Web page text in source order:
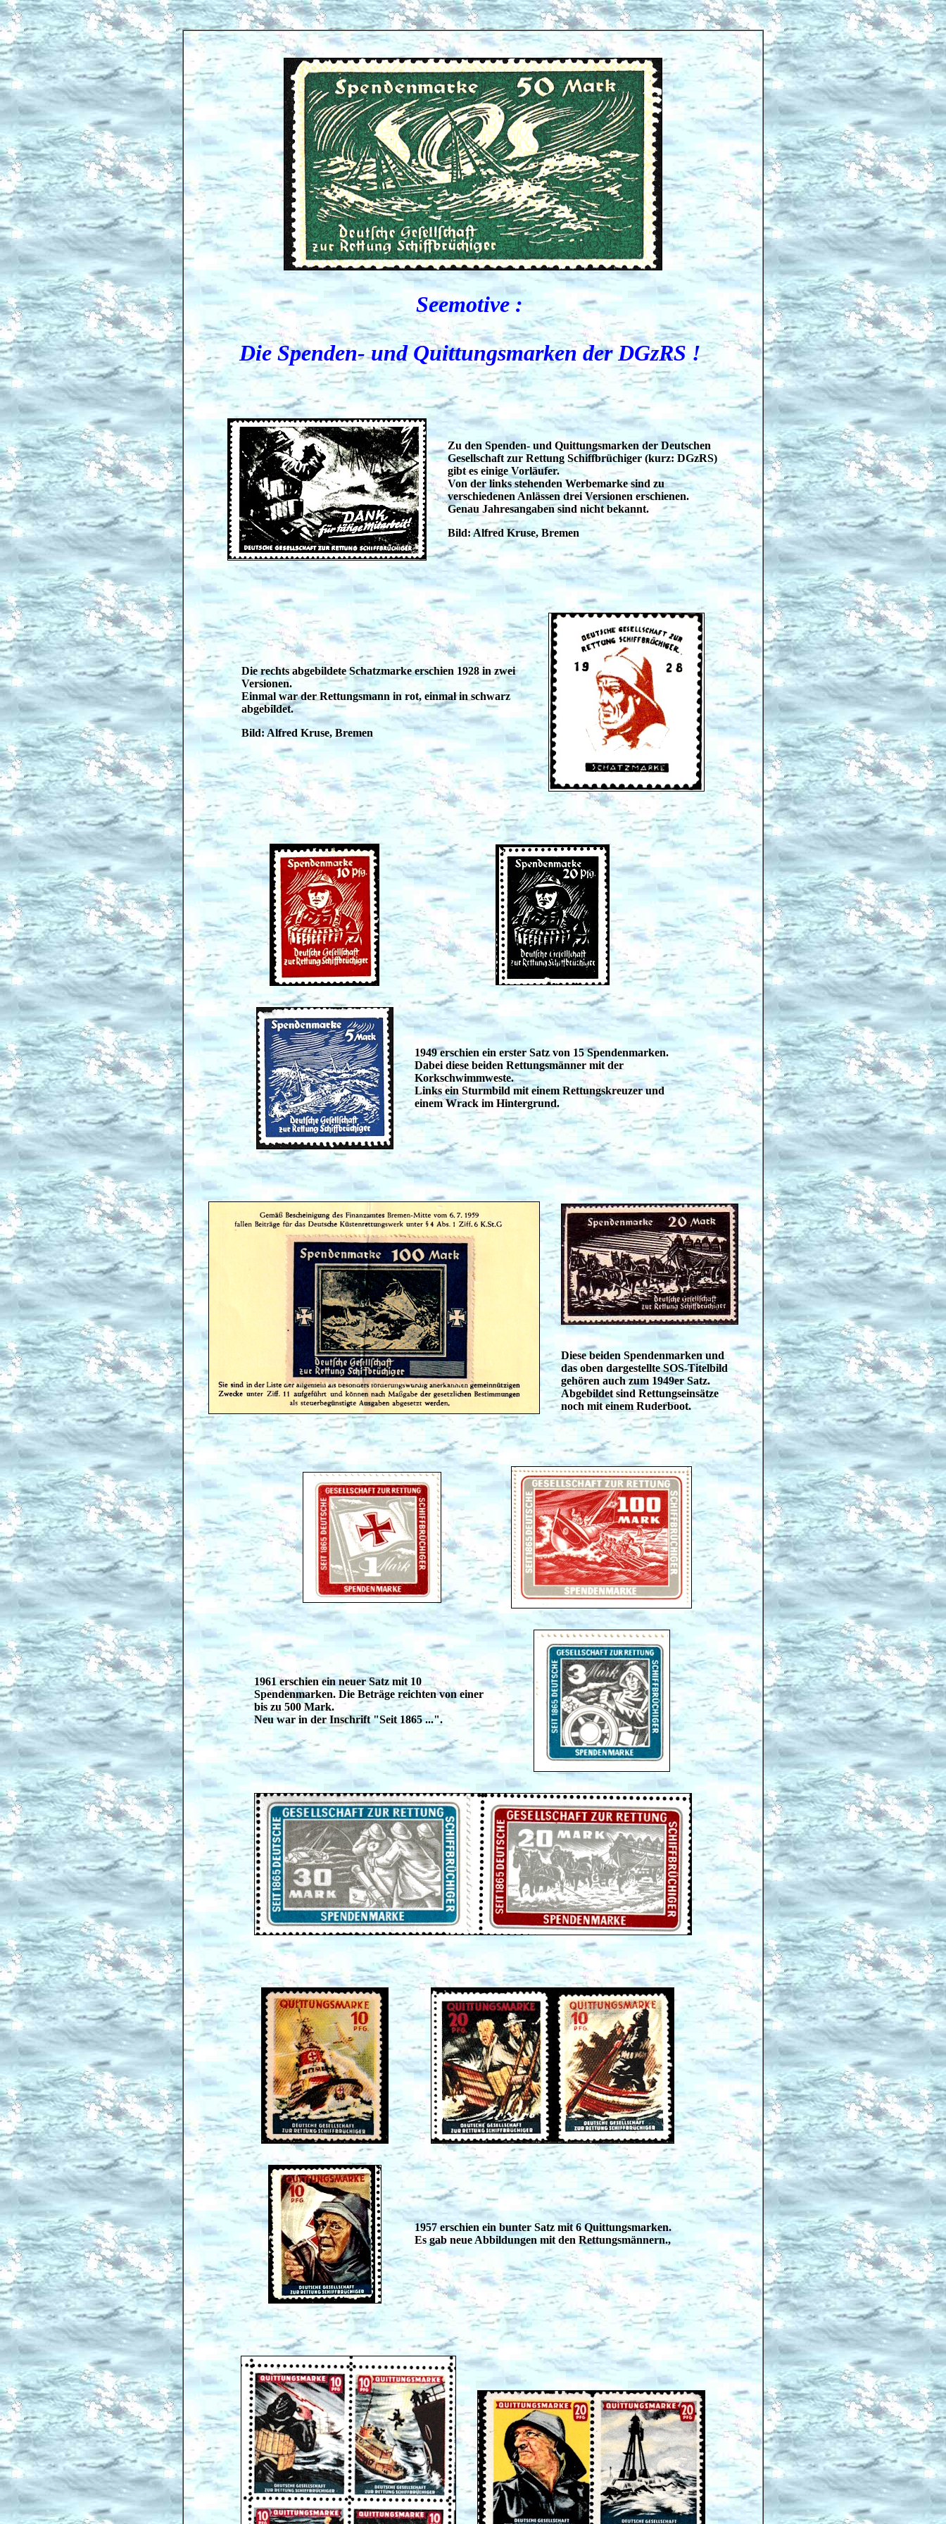
Seemotive :
Die Spenden- und Quittungsmarken der DGzRS !
Zu den Spenden- und Quittungsmarken der Deutschen
Gesellschaft zur Rettung Schiffbrüchiger (kurz: DGzRS)
gibt es einige Vorläufer.
Von der links stehenden Werbemarke sind zu
verschiedenen Anlässen drei Versionen erschienen.
Genau Jahresangaben sind nicht bekannt.
Bild: Alfred Kruse, Bremen
Die rechts abgebildete Schatzmarke erschien 1928 in zwei
Versionen.
Einmal war der Rettungsmann in rot, einmal in schwarz
abgebildet.
Bild: Alfred Kruse, Bremen
1949 erschien ein erster Satz von 15 Spendenmarken.
Dabei diese beiden Rettungsmänner mit der
Korkschwimmweste.
Links ein Sturmbild mit einem Rettungskreuzer und
einem Wrack im Hintergrund.
Diese beiden Spendenmarken und
das oben dargestellte SOS-Titelbild
gehören auch zum 1949er Satz.
Abgebildet sind Rettungseinsätze
noch mit einem Ruderboot.
1961 erschien ein neuer Satz mit 10
Spendenmarken. Die Beträge reichten von einer
bis zu 500 Mark.
Neu war in der Inschrift "Seit 1865 ...".
1957 erschien ein bunter Satz mit 6 Quittungsmarken.
Es gab neue Abbildungen mit den Rettungsmännern.,